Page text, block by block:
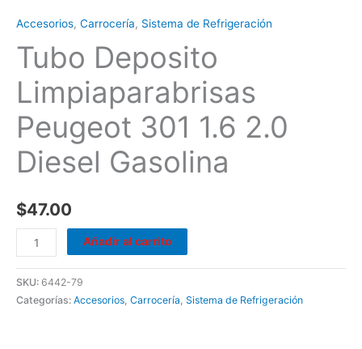
Accesorios, Carrocería, Sistema de Refrigeración
Tubo Deposito
Limpiaparabrisas
Peugeot 301 1.6 2.0
Diesel Gasolina
$47.00
Añadir al carrito
SKU: 6442-79
Categorías: Accesorios, Carrocería, Sistema de Refrigeración